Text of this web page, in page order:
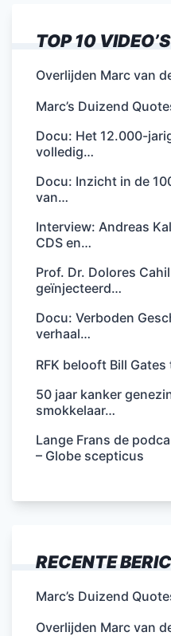
TOP 10 VIDEO’S
Overlijden Marc van
Marc’s Duizend
Docu: Het 12.000-
volledig…
Docu: Inzicht in de
van…
Interview: Andreas
CDS en…
Prof. Dr. Dolores
geïnjecteerd…
Docu: Verboden
verhaal…
RFK belooft Bill
50 jaar kanker
smokkelaar…
Lange Frans de
– Globe scepticus
RECENTE
Marc’s Duizend
Overlijden Marc van